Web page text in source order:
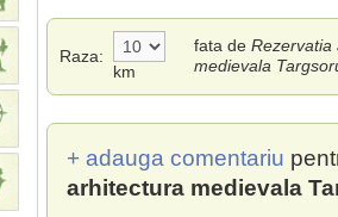
Raza:
km
fata de Rezervatia
medievala
+ adauga comentariu
arhitectura medievala